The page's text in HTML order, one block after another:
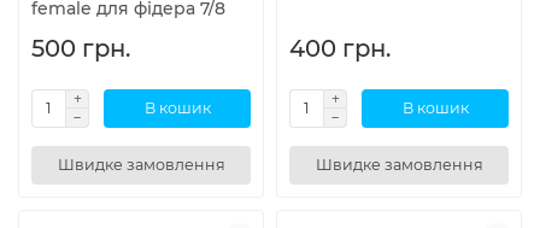
female для фідера 7/8
500 грн.
В кошик
Швидке замовлення
400 грн.
В кошик
Швидке замовлення